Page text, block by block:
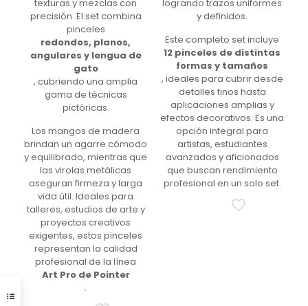
texturas y mezclas con
precisión. El set combina
pinceles
redondos, planos,
angulares y lengua de
gato
, cubriendo una amplia
gama de técnicas
pictóricas.
Los mangos de madera
brindan un agarre cómodo
y equilibrado, mientras que
las virolas metálicas
aseguran firmeza y larga
vida útil. Ideales para
talleres, estudios de arte y
proyectos creativos
exigentes, estos pinceles
representan la calidad
profesional de la línea
Art Pro de Pointer
.
logrando trazos uniformes
y definidos.
Este completo set incluye
12 pinceles de distintas
formas y tamaños
, ideales para cubrir desde
detalles finos hasta
aplicaciones amplias y
efectos decorativos. Es una
opción integral para
artistas, estudiantes
avanzados y aficionados
que buscan rendimiento
profesional en un solo set.